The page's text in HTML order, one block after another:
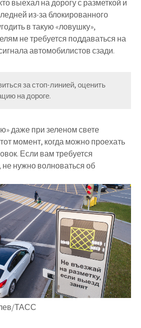
выехал на дорогу с разметкой и
из-за блокированного
в такую «ловушку»,
не требуется поддаваться на
автомобилистов сзади.
за стоп-линией, оценить
на дороге.
даже при зеленом свете
момент, когда можно проехать
Если вам требуется
нужно волноваться об
ТАСС